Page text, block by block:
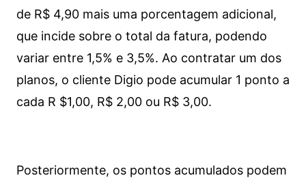
de R$ 4,90 mais uma porcentagem adicional,
que incide sobre o total da fatura, podendo
variar entre 1,5% e 3,5%. Ao contratar um dos
planos, o cliente Digio pode acumular 1 ponto a
cada R $1,00, R$ 2,00 ou R$ 3,00.
Posteriormente, os pontos acumulados podem